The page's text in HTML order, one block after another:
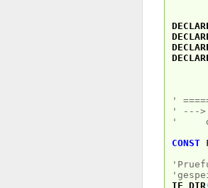
'
' --->
'
CONST
IF DIR